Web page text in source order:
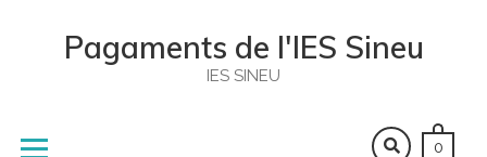
Pagaments de l'IES Sineu
IES SINEU
0